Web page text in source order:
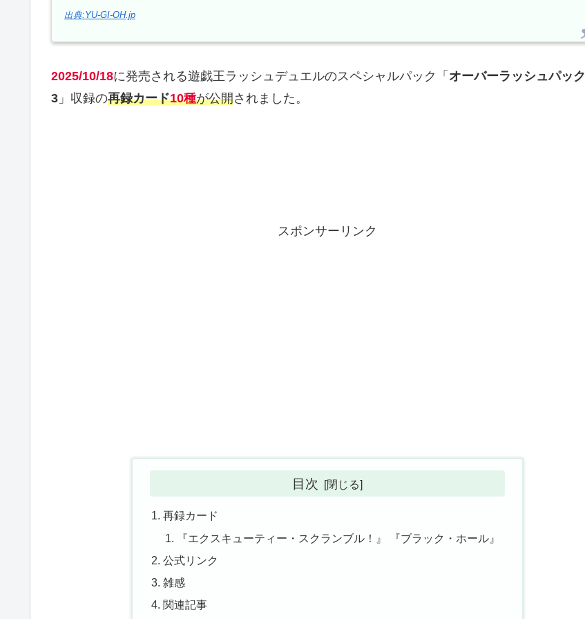
出典:YU-GI-OH.jp
2025/10/18に発売される遊戯王ラッシュデュエルのスペシャルパック「 オーバーラッシュパック
3 」収録の再録カード10種が公開されました。
スポンサーリンク
目次
再録カード
『エクスキューティー・スクランブル！』 『ブラック・ホール』
公式リンク
雑感
関連記事